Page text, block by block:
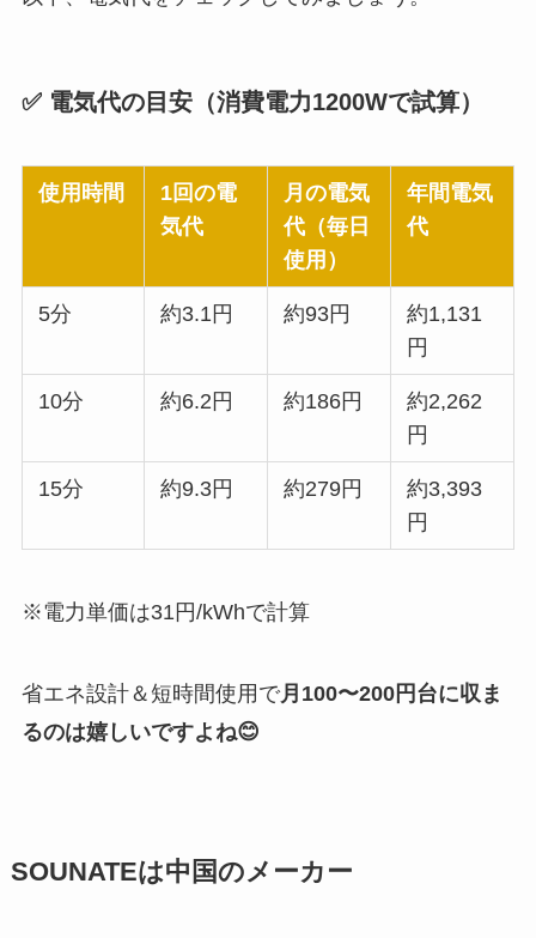
✅ 電気代の目安（消費電力1200Wで試算）
使用時間
1回の電
気代
月の電気
代（毎日
使用）
年間電気
代
5分 約3.1円 約93円
約1,131
円
10分 約6.2円 約186円
約2,262
円
15分 約9.3円 約279円
約3,393
円
※電力単価は31円/kWhで計算
省エネ設計＆短時間使用で月100〜200円台に収ま
るのは嬉しいですよね😊
SOUNATEは中国のメーカー